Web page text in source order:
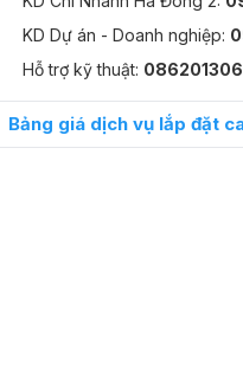
Danh mục: Camera Quan Sát,
Đánh giá từ khách hàng đã mua
Tuong - 0961226****
5/5
chất lượng tốt dùng thấy rất hài
KD Dự án - Doanh nghiệp:
Hỗ trợ kỹ thuật:
Bảng giá dịch vụ lắp đặt